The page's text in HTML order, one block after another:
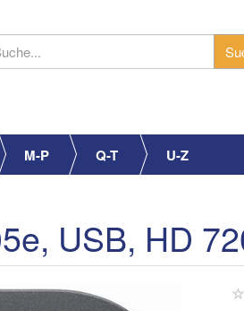
M-P Q-T U-Z
USB, HD